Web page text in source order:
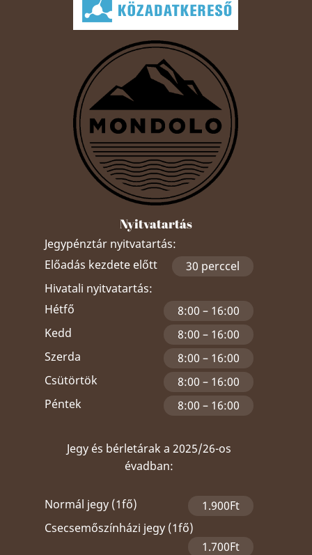
Nyitvatartás
Jegypénztár nyitvatartás:
Előadás kezdete előtt
30 perccel
Hivatali nyitvatartás:
Hétfő
8:00 – 16:00
Kedd
8:00 – 16:00
Szerda
8:00 – 16:00
Csütörtök
8:00 – 16:00
Péntek
8:00 – 16:00
Jegy és bérletárak a 2025/26-os
évadban:
Normál jegy (1fő)
1.900Ft
Csecsemőszínházi jegy (1fő)
1.700Ft